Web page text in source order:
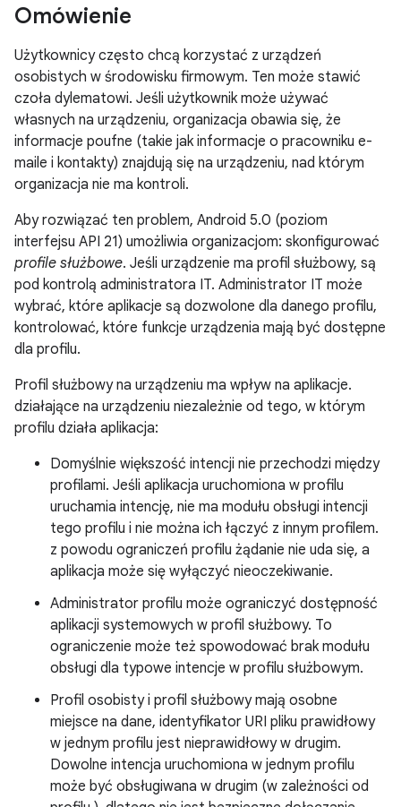
Omówienie
Użytkownicy często chcą korzystać z urządzeń
osobistych w środowisku firmowym. Ten może stawić
czoła dylematowi. Jeśli użytkownik może używać
własnych na urządzeniu, organizacja obawia się, że
informacje poufne (takie jak informacje o pracowniku e-
maile i kontakty) znajdują się na urządzeniu, nad którym
organizacja nie ma kontroli.
Aby rozwiązać ten problem, Android 5.0 (poziom
interfejsu API 21) umożliwia organizacjom: skonfigurować
profile służbowe. Jeśli urządzenie ma profil służbowy, są
pod kontrolą administratora IT. Administrator IT może
wybrać, które aplikacje są dozwolone dla danego profilu,
kontrolować, które funkcje urządzenia mają być dostępne
dla profilu.
Profil służbowy na urządzeniu ma wpływ na aplikacje.
działające na urządzeniu niezależnie od tego, w którym
profilu działa aplikacja:
Domyślnie większość intencji nie przechodzi między
profilami. Jeśli aplikacja uruchomiona w profilu
uruchamia intencję, nie ma modułu obsługi intencji
tego profilu i nie można ich łączyć z innym profilem.
z powodu ograniczeń profilu żądanie nie uda się, a
aplikacja może się wyłączyć nieoczekiwanie.
Administrator profilu może ograniczyć dostępność
aplikacji systemowych w profil służbowy. To
ograniczenie może też spowodować brak modułu
obsługi dla typowe intencje w profilu służbowym.
Profil osobisty i profil służbowy mają osobne
miejsce na dane, identyfikator URI pliku prawidłowy
w jednym profilu jest nieprawidłowy w drugim.
Dowolne intencja uruchomiona w jednym profilu
może być obsługiwana w drugim (w zależności od